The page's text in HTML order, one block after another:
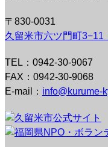
〒830-0031
久留米市六ツ門町3−11
TEL：0942-30-9067
FAX：0942-30-9068
E-mail： info@kurume-